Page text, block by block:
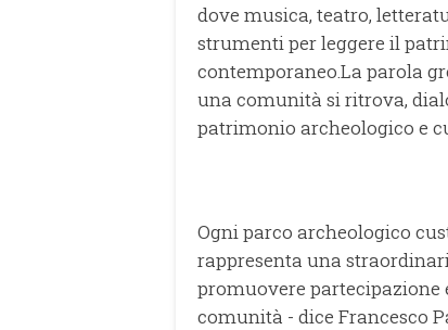
dove musica, teatro,
strumenti per leggere il
contemporaneo.La parola
una comunità si ritrova,
patrimonio archeologico e
Ogni parco archeologico
rappresenta una
promuovere
comunità - dice Francesco